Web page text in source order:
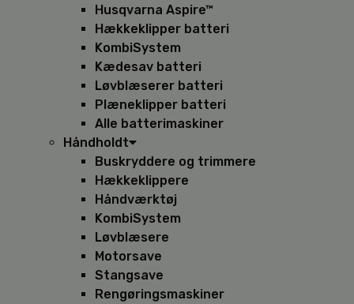
Husqvarna Aspire™
Hækkeklipper batteri
KombiSystem
Kædesav batteri
Løvblæserer batteri
Plæneklipper batteri
Alle batterimaskiner
Håndholdt
Buskryddere og trimmere
Hækkeklippere
Håndværktøj
KombiSystem
Løvblæsere
Motorsave
Stangsave
Rengøringsmaskiner